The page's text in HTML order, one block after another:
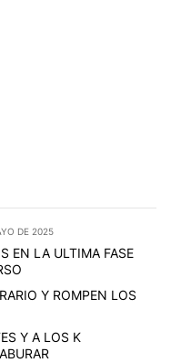
DE 2025
EN LA ULTIMA FASE
Y ROMPEN LOS
Y A LOS K